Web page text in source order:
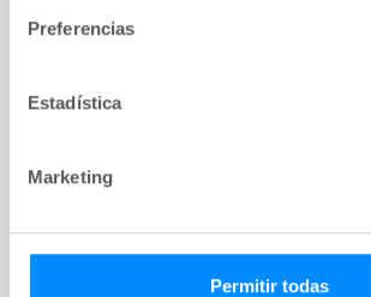
Preferencias
Estadística
Marketing
Permitir todas
la vejiga
urinarios son iguales, y algunos,
como la incontinencia y las